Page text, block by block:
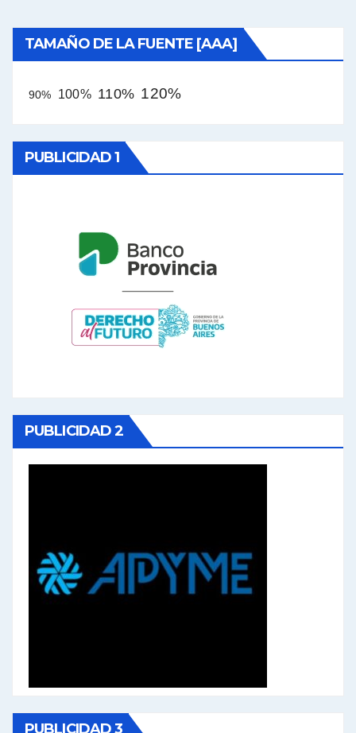
TAMAÑO DE LA FUENTE [AAA]
90% 100% 110% 120%
PUBLICIDAD 1
PUBLICIDAD 2
PUBLICIDAD 3